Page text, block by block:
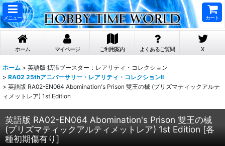
メニュー カート
ホーム マイページ ご利用案内 よくあるご質問 X
ホーム > 英語版 拡張ブースター：レアリティ・コレクション
> RA02 25thアニバーサリー・レアリティ・コレクションII
> 英語版 RA02-EN064 Abomination's Prison 雙王の械 (プリズマティックアルテ
ィメットレア) 1st Edition
英語版 RA02-EN064 Abomination's Prison 雙王の械
(プリズマティックアルティメットレア) 1st Edition [各
種初期傷有り]